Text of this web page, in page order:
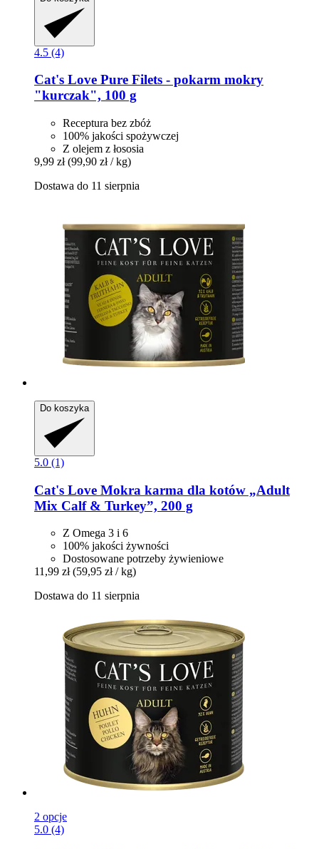
4.5 (4)
Cat's Love Pure Filets -​ pokarm mokry
"kurczak", 100 g
Receptura bez zbóż
100% jakości spożywczej
Z olejem z łososia
9,99 zł (99,90 zł / kg)
Dostawa do 11 sierpnia
Do koszyka
5.0 (1)
Cat's Love Mokra karma dla kotów „Adult
Mix Calf & Turkey”, 200 g
Z Omega 3 i 6
100% jakości żywności
Dostosowane potrzeby żywieniowe
11,99 zł (59,95 zł / kg)
Dostawa do 11 sierpnia
2 opcje
5.0 (4)